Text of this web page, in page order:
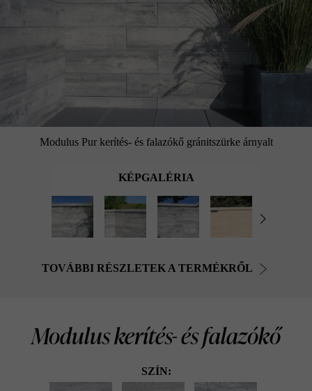
Modulus Pur kerítés- és falazókő gránitszürke árnyalt
KÉPGALÉRIA
TOVÁBBI RÉSZLETEK A TERMÉKRŐL
Modulus kerítés- és falazókő
SZÍN: